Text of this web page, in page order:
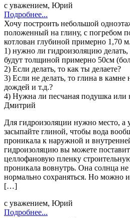
с уважением, Юрий
Подробнее...
Хочу построить небольшой
положенный на глину, с погребом
котлован глубиной примерно 1,70
1) нужно ли гидроизоляцию делать,
будут толщиной примерно 50см
2) Если делать, то как ты делаете?
3) Если не делать, то глина в камне
дождей и т.д.?
4) Нужна ли песчаная подушка или
Дмитрий
Для гидроизоляции нужно место, а
засыпайте глиной, чтобы вода
проникала к наружной и
гидроизоляцию вы можете
целлофановую пленку
проникала вовнутрь. Она солнца не
нормально сохраняться. Но можно
[…]
с уважением, Юрий
Подробнее...